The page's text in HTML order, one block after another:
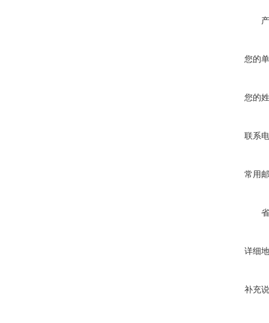
您的
您的
联系
常用
详细
补充